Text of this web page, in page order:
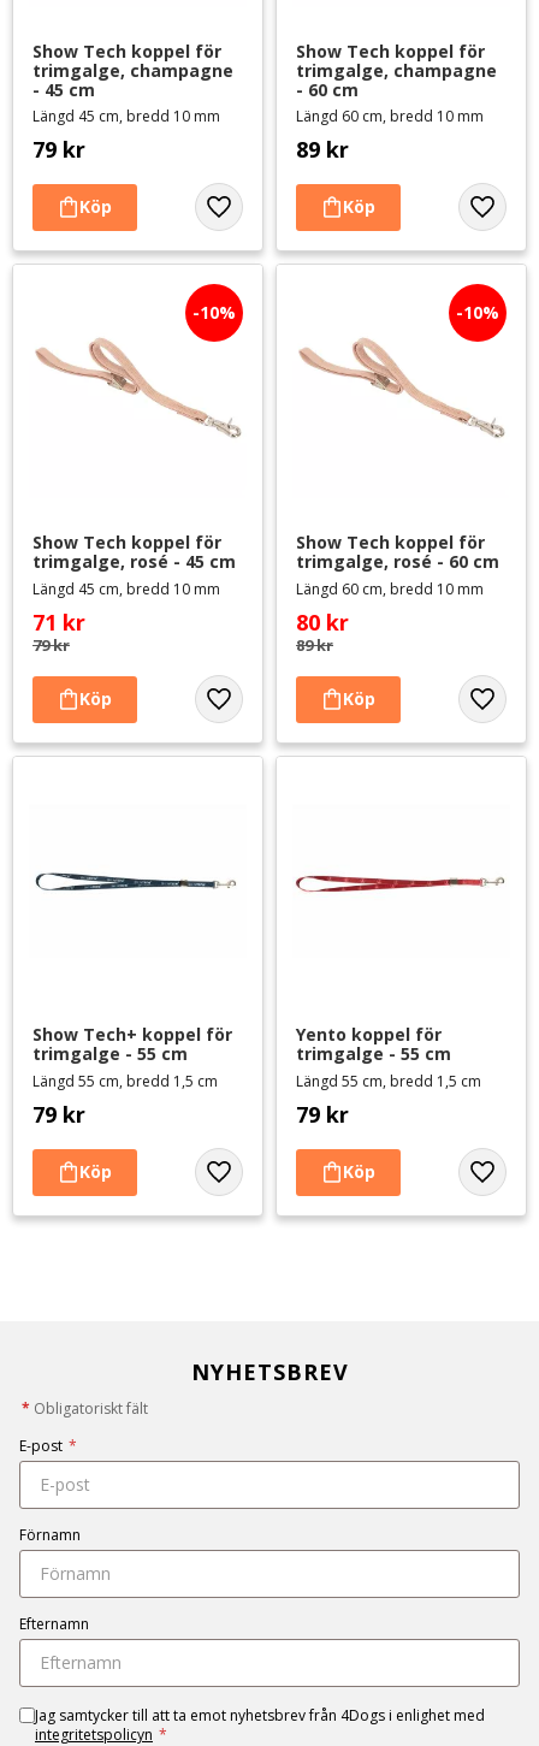
Show Tech koppel för
trimgalge, champagne
- 45 cm
Längd 45 cm, bredd 10 mm
79 kr
Lägg till i favoriter
Show Tech koppel för
trimgalge, champagne
- 60 cm
Längd 60 cm, bredd 10 mm
89 kr
Lägg
Show Tech koppel för
trimgalge, rosé - 45 cm
Längd 45 cm, bredd 10 mm
71 kr
79kr
10%
Lägg till i favoriter
Show Tech koppel för
trimgalge, rosé - 60 cm
Längd 60 cm, bredd 10 mm
80 kr
89kr
10%
Lägg
Show Tech+ koppel för
trimgalge - 55 cm
Längd 55 cm, bredd 1,5 cm
79 kr
Lägg till i favoriter
Yento koppel för
trimgalge - 55 cm
Längd 55 cm, bredd 1,5 cm
79 kr
Lägg
NYHETSBREV
* Obligatoriskt fält
E-post *
Förnamn
Efternamn
Jag samtycker till att ta emot nyhetsbrev från 4Dogs i enlighet med
integritetspolicyn *